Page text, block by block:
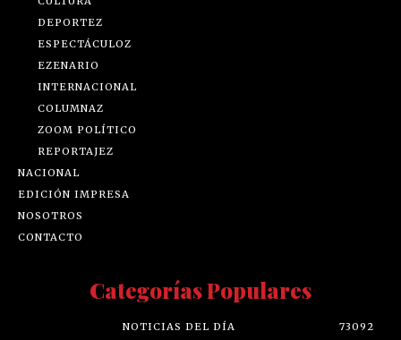
DEPORTEZ
ESPECTÁCULOZ
EZENARIO
INTERNACIONAL
COLUMNAZ
ZOOM POLÍTICO
REPORTAJEZ
NACIONAL
EDICIÓN IMPRESA
NOSOTROS
CONTACTO
Categorías Populares
NOTICIAS DEL DÍA
73092